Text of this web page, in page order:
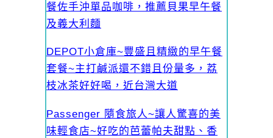
餐佐手沖單品咖啡，推薦貝果早午餐
及義大利麵
DEPOT小倉庫~豐盛且精緻的早午餐
套餐~主打鹹派還不錯且份量多，荔
枝冰茶好好喝，近台灣大道
Passenger 隨食旅人~讓人驚喜的美
味輕食店~好吃的芭蕾帕夫甜點、香